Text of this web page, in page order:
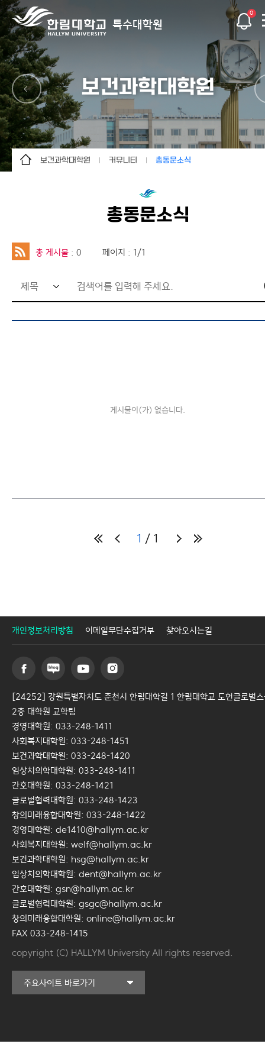
특수대학원
0
보건과학대학원
보건과학대학원
글로벌협력대학원
창의미래융합대학원
사이트맵
커뮤니티
학사안내
총동문소식
행사/동정
총동문소식
총 게시물 : 0 페이지 : 1/1
검
색
어
게시물이(가) 없습니다.
1 1
개인정보처리방침 이메일무단수집거부 찾아오시는길
[24252] 강원특별자치도 춘천시 한림대학길 1 한림대학교 도헌글로벌
2층 대학원 교학팀
경영대학원: 033-248-1411
사회복지대학원: 033-248-1451
보건과학대학원: 033-248-1420
임상치의학대학원: 033-248-1411
간호대학원: 033-248-1421
글로벌협력대학원: 033-248-1423
창의미래융합대학원: 033-248-1422
경영대학원: de1410@hallym.ac.kr
사회복지대학원: welf@hallym.ac.kr
보건과학대학원: hsg@hallym.ac.kr
임상치의학대학원: dent@hallym.ac.kr
간호대학원: gsn@hallym.ac.kr
글로벌협력대학원: gsgc@hallym.ac.kr
창의미래융합대학원: online@hallym.ac.kr
FAX 033-248-1415
copyright (C) HALLYM University All rights reserved.
주요사이트 바로가기
커뮤니티교육원
국제학생증신청